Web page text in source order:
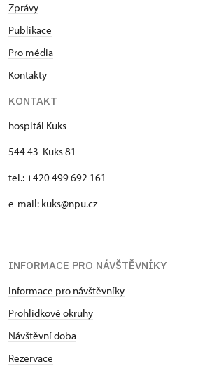
Zprávy
Publikace
Pro média
Kontakty
KONTAKT
hospitál Kuks
544 43 Kuks 81
tel.: +420 499 692 161
e-mail: kuks@npu.cz
INFORMACE PRO NÁVŠTĚVNÍKY
Informace pro návštěvníky
Prohlídkové okruhy
Návštěvní doba
Rezervace